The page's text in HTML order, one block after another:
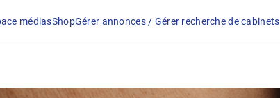
médiasShopGérer annonces / Gérer recherche de cabinets